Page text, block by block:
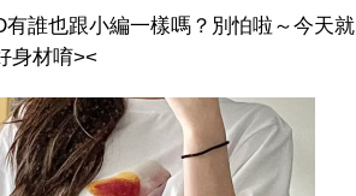
誰也跟小編一樣嗎？別怕啦～今天就
身材唷><